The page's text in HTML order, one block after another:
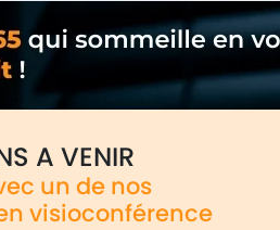
A VENIR
un de nos
visioconférence